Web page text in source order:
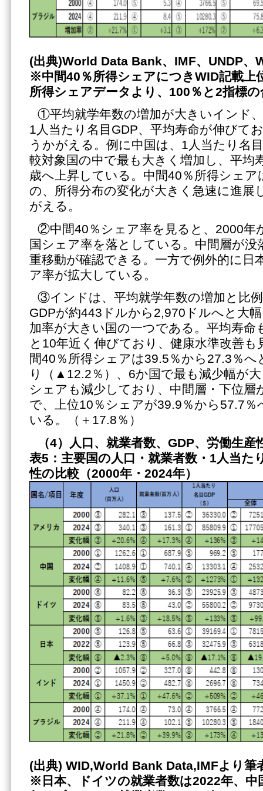
(出典)World Data Bank、IMF、UNDP、
※中間40％所得シェアにつきWID記載上
所得シェアデータより、100％と2指標
①平均就学年数の増加が大きいインド
1人当たり名目GDP、平均寿命が伸びて
うかがえる。例に中国は、1人当たり名
較対象国の中で最も大きく増加し、平均
歳へ上昇している。中間40％所得シェ
の、所得分布の変化が大きく急速に進展
がえる。
②中間40％シェア率を見ると、2000年
国シェア率を落としている。中間層が没
重移動が確認できる。一方で例外的に日
ア率が拡大している。
③インドは、平均就学年数の増加と比
GDPが約443ドルから2,970ドルへと大
加率が大きい国の一つである。平均寿命
と10年近く伸びており、健康水準改善も
間40％所得シェアは39.5％から27.3％
り（▲12.2％）、6か国で最も減少幅が
シェアも減少しており、中間層・下位層
で、上位10％シェアが39.9％から57.7％
いる。（＋17.8％）
（4）人口、就業者数、 GDP、労働生産
表5：主要国の人口・就業者数・1人当た
性の比較（2000年・2024年）
(出典) WID,World Bank Data,IMFより筆
※日本、ドイツの就業者数は2022年、中